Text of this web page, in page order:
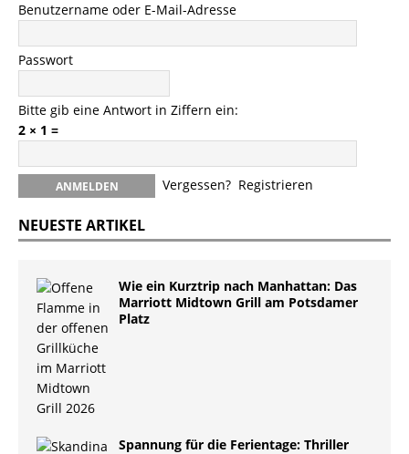
Benutzername oder E-Mail-Adresse
Passwort
Bitte gib eine Antwort in Ziffern ein:
2 × 1 =
Vergessen? Registrieren
NEUESTE ARTIKEL
Wie ein Kurztrip nach Manhattan: Das
Marriott Midtown Grill am Potsdamer
Platz
Spannung für die Ferientage: Thriller